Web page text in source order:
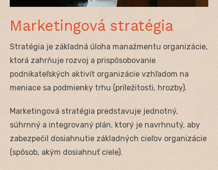
Marketingová stratégia
Stratégia je základná úloha manažmentu organizácie,
ktorá zahrňuje rozvoj a prispôsobovanie
podnikateľských aktivít organizácie vzhľadom na
meniace sa podmienky trhu (príležitosti, hrozby).
Marketingová stratégia predstavuje jednotný,
súhrnný a integrovaný plán, ktorý je navrhnutý, aby
zabezpečil dosiahnutie základných cieľov organizácie
(spôsob, akým dosiahnuť ciele).